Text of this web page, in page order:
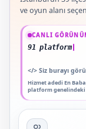
ve oyun alanı
CANLI
91 platform
</> Siz burayı
Hizmet adedi En
platform genelindeki
Güncel veriler: